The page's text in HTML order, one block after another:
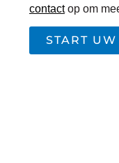
contactop om
START